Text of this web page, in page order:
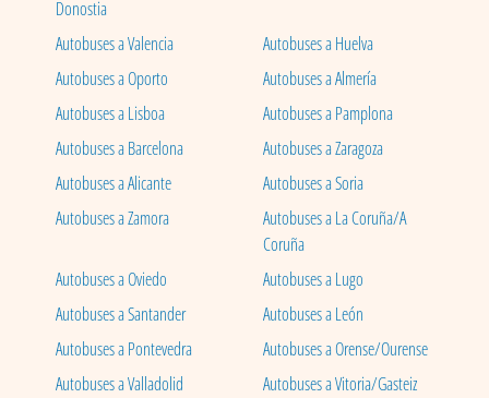
Donostia
Autobuses a Valencia
Autobuses a Huelva
Autobuses a Oporto
Autobuses a Almería
Autobuses a Lisboa
Autobuses a Pamplona
Autobuses a Barcelona
Autobuses a Zaragoza
Autobuses a Alicante
Autobuses a Soria
Autobuses a Zamora
Autobuses a La Coruña/A
Coruña
Autobuses a Oviedo
Autobuses a Lugo
Autobuses a Santander
Autobuses a León
Autobuses a Pontevedra
Autobuses a Orense/Ourense
Autobuses a Valladolid
Autobuses a Vitoria/Gasteiz